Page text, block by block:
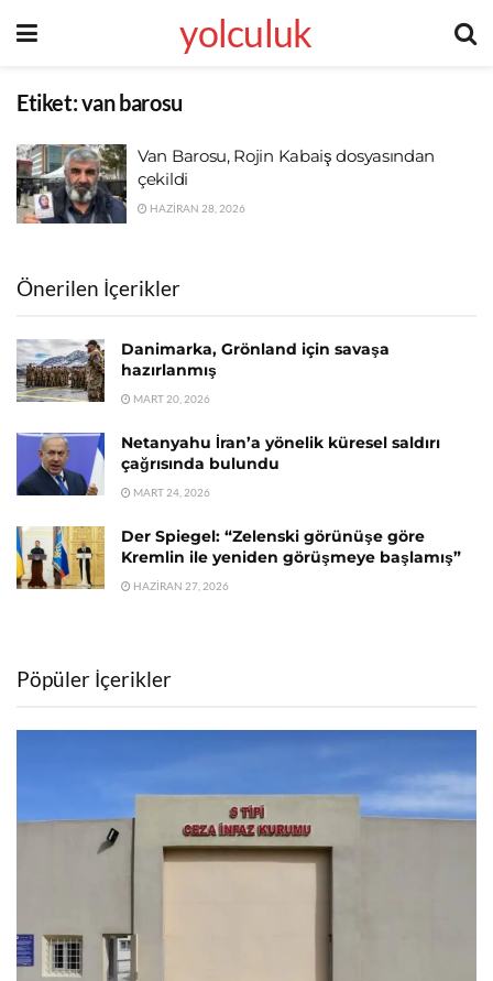
yolculuk
Etiket:van barosu
Van Barosu, Rojin Kabaiş dosyasından
çekildi
HAZIRAN 28, 2026
Önerilen İçerikler
Danimarka, Grönland için savaşa
hazırlanmış
MART 20, 2026
Netanyahu İran’a yönelik küresel saldırı
çağrısında bulundu
MART 24, 2026
Der Spiegel: “Zelenski görünüşe göre
Kremlin ile yeniden görüşmeye başlamış”
HAZIRAN 27, 2026
Pöpüler İçerikler